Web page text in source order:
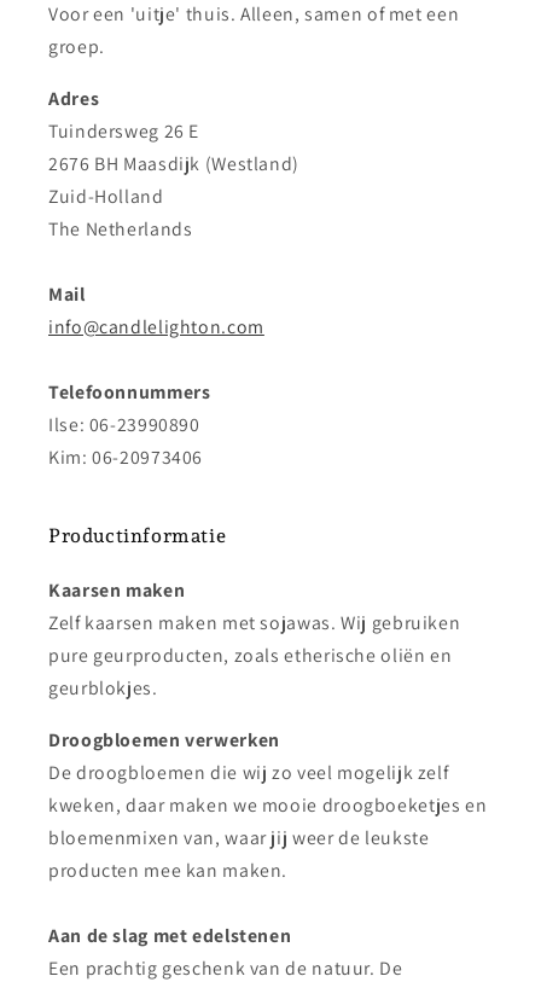
Voor een 'uitje' thuis. Alleen, samen of met een
groep.
Adres
Tuindersweg 26 E
2676 BH Maasdijk (Westland)
Zuid-Holland
The Netherlands
Mail
info@candlelighton.com
Telefoonnummers
Ilse: 06-23990890
Kim: 06-20973406
Productinformatie
Kaarsen maken
Zelf kaarsen maken met sojawas. Wij gebruiken
pure geurproducten, zoals etherische oliën en
geurblokjes.
Droogbloemen verwerken
De droogbloemen die wij zo veel mogelijk zelf
kweken, daar maken we mooie droogboeketjes en
bloemenmixen van, waar jij weer de leukste
producten mee kan maken.
Aan de slag met edelstenen
Een prachtig geschenk van de natuur. De